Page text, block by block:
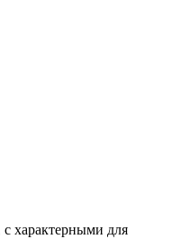
характерными для